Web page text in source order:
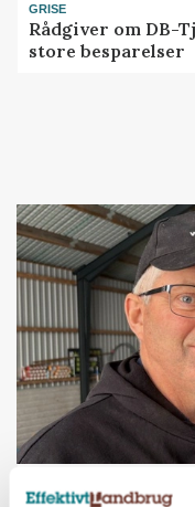
GRISE
Rådgiver om DB-
store besparelser
»Nu stopper I«: